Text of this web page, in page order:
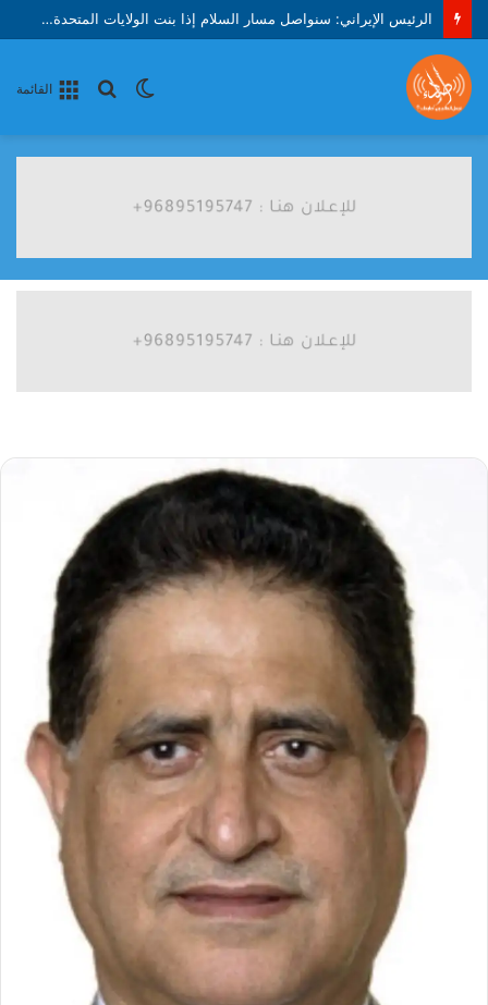
الرئيس الإيراني: سنواصل مسار السلام إذا بنت الولايات المتحدة الثقة
القائمة
بحث الوضع